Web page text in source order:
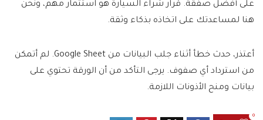
على أفضل صفقة. قرار شراء السيارة هو استثمار مهم، ونحن
هنا لمساعدتك على اتخاذه بذكاء وثقة.
أعتذر، حدث خطأ أثناء جلب البيانات من Google Sheet. لم أتمكن
من استرداد أي صفوف. يرجى التأكد من أن الورقة تحتوي على
بيانات ومنح الأذونات اللازمة.
0